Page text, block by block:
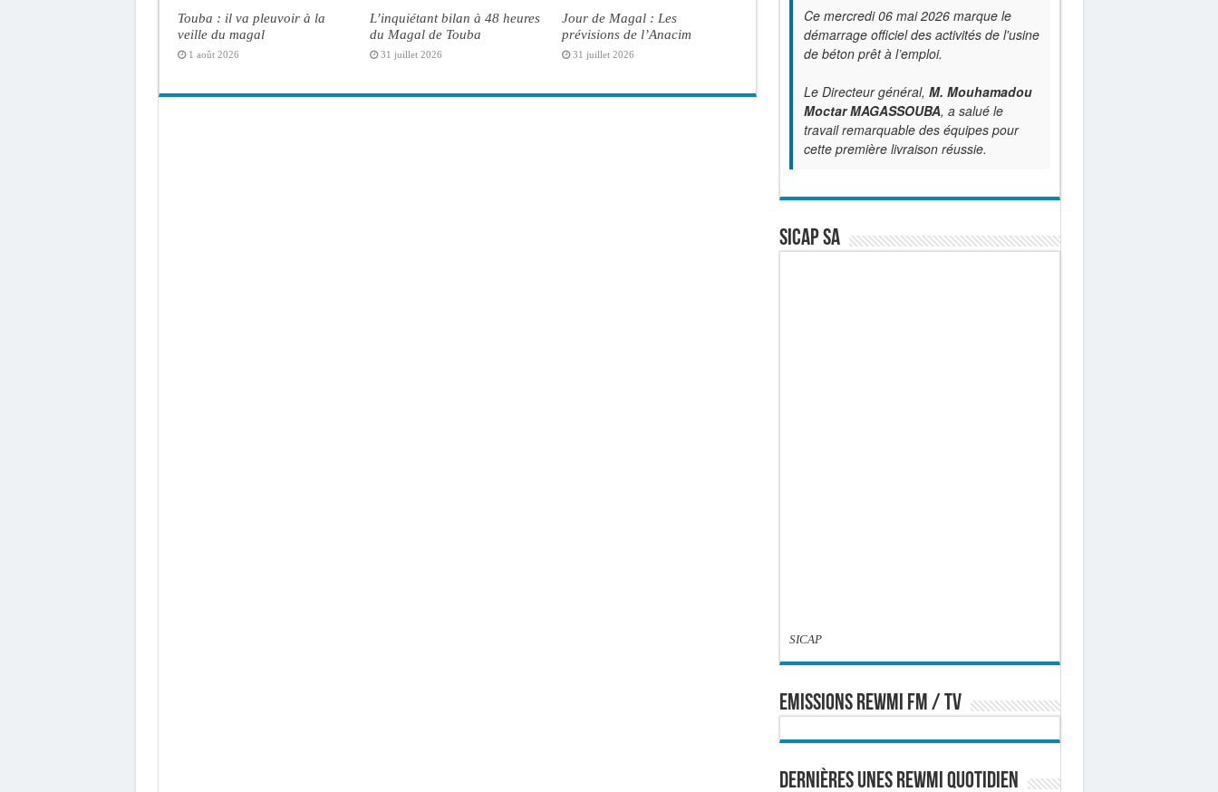
Touba : il va pleuvoir à la
veille du magal
1 août 2026
L’inquiétant bilan à 48 heures
du Magal de Touba
31 juillet 2026
Jour de Magal : Les
prévisions de l’Anacim
31 juillet 2026
Ce mercredi 06 mai 2026 marque le
démarrage officiel des activités de l'usine
de béton prêt à l’emploi.
Le Directeur général, M. Mouhamadou
Moctar MAGASSOUBA, a salué le
travail remarquable des équipes pour
cette première livraison réussie.
SICAP SA
SICAP
EMISSIONS REWMI FM / TV
Dernières Unes Rewmi Quotidien